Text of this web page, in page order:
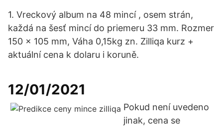
1. Vreckový album na 48 mincí , osem strán,
každá na šesť mincí do priemeru 33 mm. Rozmer
150 x 105 mm, Váha 0,15kg zn. Zilliqa kurz +
aktuální cena k dolaru i koruně.
12/01/2021
Pokud není uvedeno
jinak, cena se